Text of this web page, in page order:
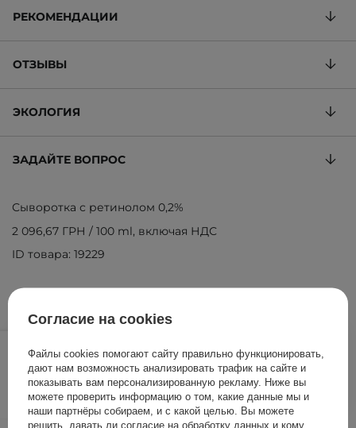
ДОБАВИТЬ В КОРЗИНУ
РЕКОМЕНДАЦИИ
ОТЗЫВЫ
ЭКОЛОГИЯ
ЗАДАЙТЕ ВОПРОС
Сыворотка с ретинолом 0,2%
2 096,67 ГРН / 100 ml, включая НДС
ID товара: 19229
Согласие на cookies
Файлы cookies помогают сайту правильно функционировать,
дают нам возможность анализировать трафик на сайте и
показывать вам персонализированную рекламу. Ниже вы
можете проверить информацию о том, какие данные мы и
наши партнёры собираем, и с какой целью. Вы можете
решить, давать ли согласие на обработку данных и кому